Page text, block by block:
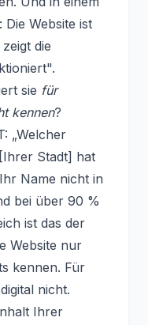
Die Website ist
die
sie für
kennen?
„Welcher
Stadt] hat
Name nicht in
bei über 90 %
ist das der
Website nur
kennen. Für
nicht.
Ihrer